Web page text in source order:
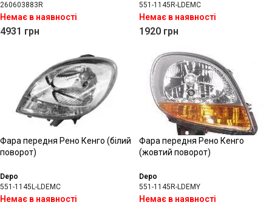
260603883R
Немає в наявності
4931 грн
551-1145R-LDEMC
Немає в наявності
1920 грн
Фара передня Рено Кенго (білий
поворот)
Depo
551-1145L-LDEMC
Немає в наявності
Фара передня Рено Кенго
(жовтий поворот)
Depo
551-1145R-LDEMY
Немає в наявності